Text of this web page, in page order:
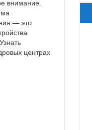
внимание.
— это
центрах